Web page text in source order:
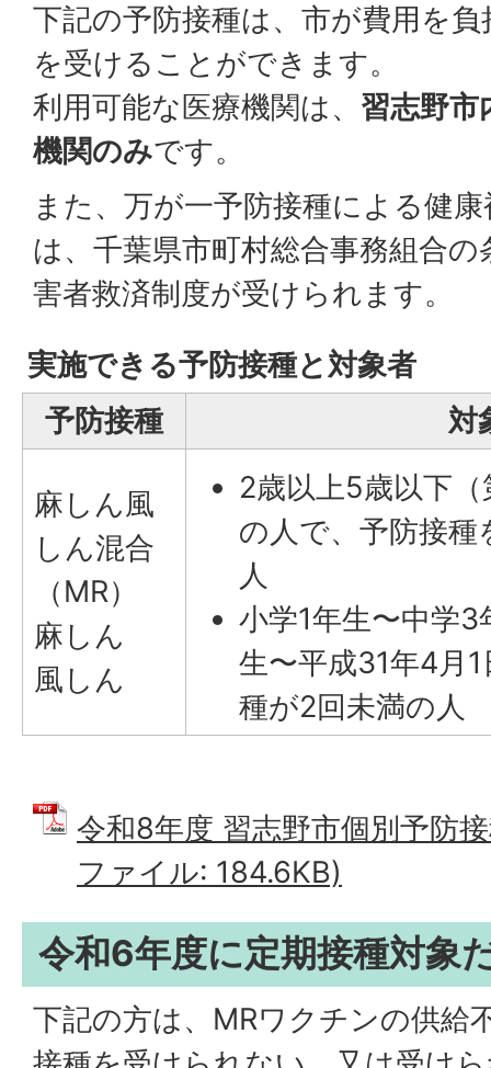
下記の予防接種は、市が費用を負
を受けることができます。
利用可能な医療機関は、 習志野市
機関のみです。
また、万が一予防接種による健
は、千葉県市町村総合事務組合
害者救済制度が受けられます。
実施できる予防接種と対象者
予防接種
対
麻しん風
しん混合
（MR）
麻しん
風しん
2歳以上5歳以下
の人で、予防接
人
小学1年生〜中学
生〜平成31年4月
種が2回未満の人
令和8年度 習志野市個別予防
ファイル: 184.6KB)
令和6年度に定期接種対象
下記の方は、MRワクチンの供給